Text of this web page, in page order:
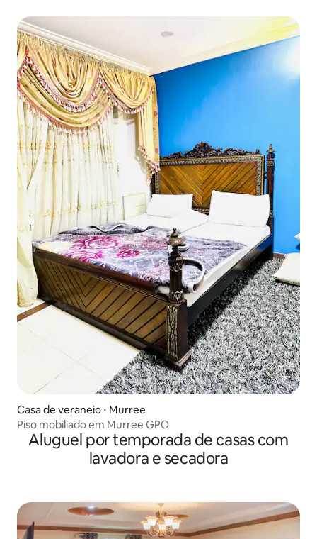
Casa de veraneio ⋅ Murree
Piso mobiliado em Murree GPO
Aluguel por temporada de casas com
lavadora e secadora